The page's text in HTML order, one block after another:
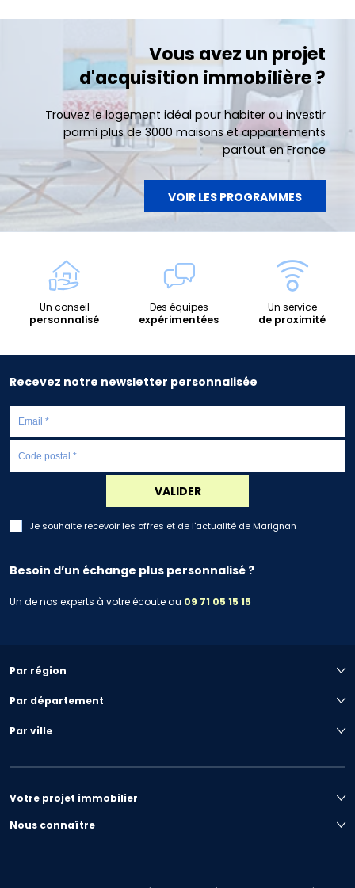
Vous avez un projet
d'acquisition immobilière ?
Trouvez le logement idéal pour habiter ou investir
parmi plus de 3000 maisons et appartements
partout en France
VOIR LES PROGRAMMES
Un conseil
personnalisé
Des équipes
expérimentées
Un service
de proximité
Recevez notre newsletter personnalisée
VALIDER
Je souhaite recevoir les offres et de l'actualité de Marignan
Besoin d’un échange plus personnalisé ?
Un de nos experts à votre écoute au 09 71 05 15 15
Par région
Par département
Par ville
Votre projet immobilier
Nous connaître